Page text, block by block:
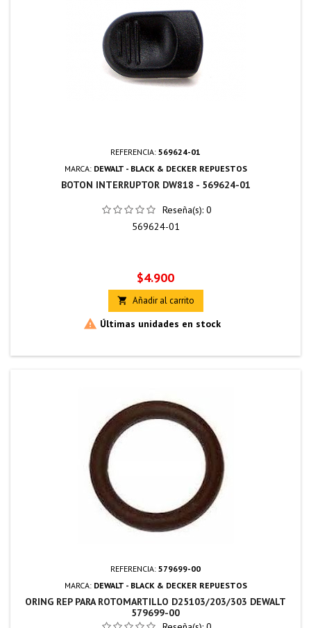
REFERENCIA: 569624-01
MARCA: DEWALT - BLACK & DECKER REPUESTOS
BOTON INTERRUPTOR DW818 - 569624-01
Reseña(s): 0
569624-01
Precio
$4.900
 Añadir al carrito
 Últimas unidades en stock
REFERENCIA: 579699-00
MARCA: DEWALT - BLACK & DECKER REPUESTOS
ORING REP PARA ROTOMARTILLO D25103/203/303 DEWALT
579699-00